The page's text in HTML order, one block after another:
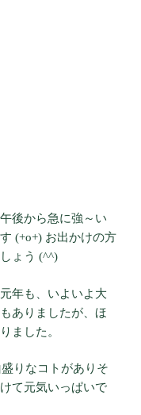
後から急に強～い
(+o+) お出かけの方
ょう (^^)
年も、いよいよ大
ありましたが、ほ
ました。
りなコトがありそ
て元気いっぱいで